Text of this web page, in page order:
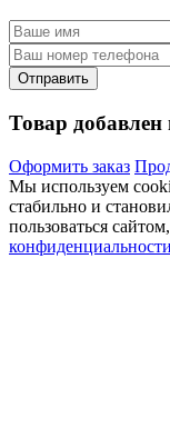
Товар добавлен
Оформить заказ
Мы используем
стабильно и
пользоваться
конфиденциальности